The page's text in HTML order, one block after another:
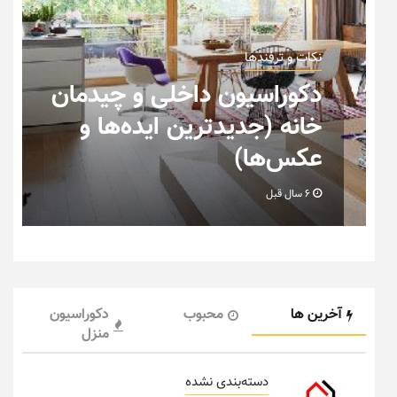
نکات و ترفندها
دکوراسیون داخلی و چیدمان
خانه (جدیدترین ایده‌ها و
عکس‌ها)
آخرین ها محبوب
دکوراسیون
منزل
دسته‌بندی نشده